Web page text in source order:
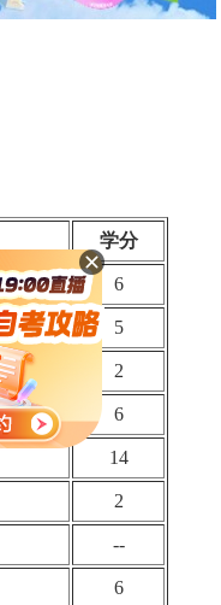
学分
6
5
2
6
14
2
--
6